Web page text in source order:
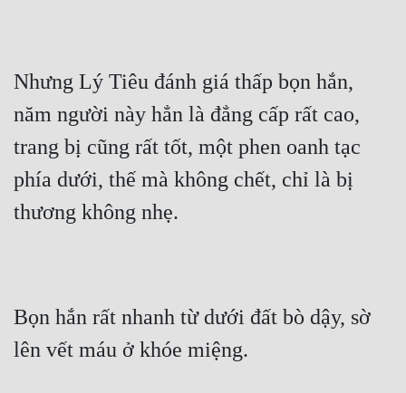
Nhưng Lý Tiêu đánh giá thấp bọn hắn,
năm người này hẳn là đẳng cấp rất cao,
trang bị cũng rất tốt, một phen oanh tạc
phía dưới, thế mà không chết, chỉ là bị
thương không nhẹ.
Bọn hắn rất nhanh từ dưới đất bò dậy, sờ
lên vết máu ở khóe miệng.